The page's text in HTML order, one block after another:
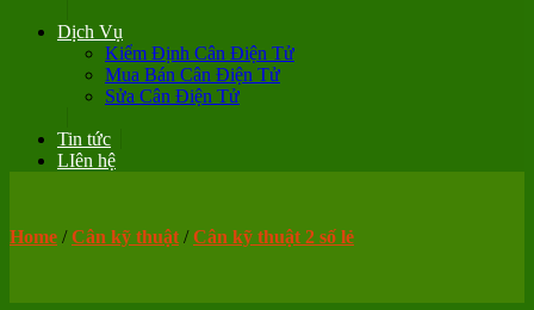
Dịch Vụ
Kiểm Định Cân Điện Tử
Mua Bán Cân Điện Tử
Sửa Cân Điện Tử
Tin tức
LIên hệ
Home / Cân kỹ thuật / Cân kỹ thuật 2 số lẻ